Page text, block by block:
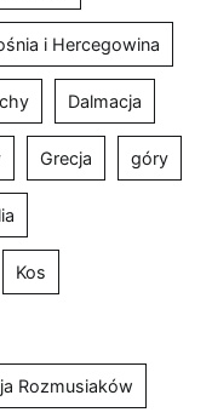
i Hercegowina
Dalmacja
Grecja góry
Kos
Rozmusiaków